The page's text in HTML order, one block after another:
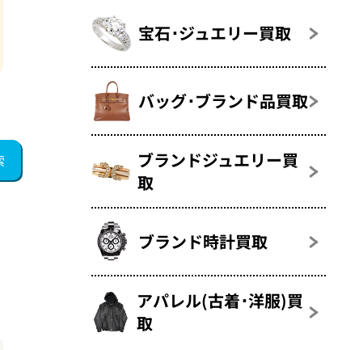
宝石･ジュエリー買取
バッグ･ブランド品買取
ブランドジュエリー買
取
ブランド時計買取
アパレル(古着･洋服)買
取